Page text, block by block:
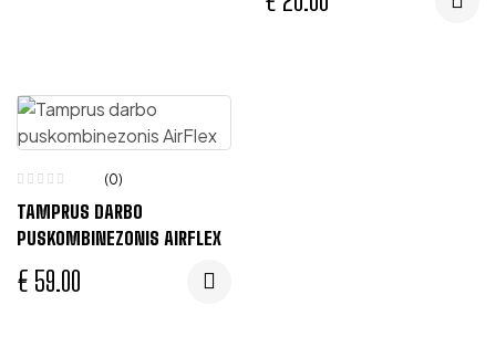
(0)
TAMPRUS DARBO
PUSKOMBINEZONIS AIRFLEX
€ 59.00